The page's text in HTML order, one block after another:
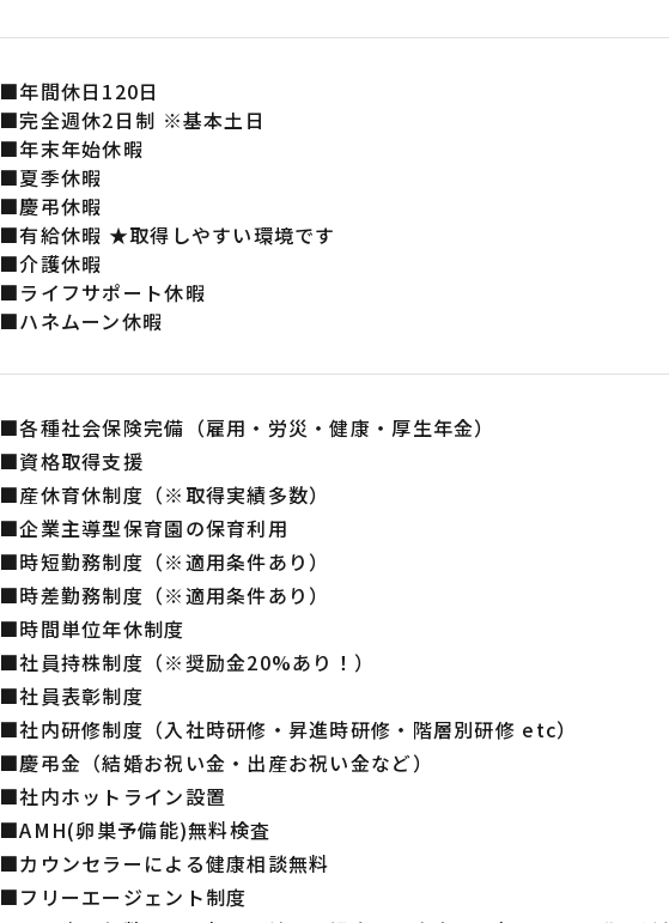
■年間休日120日
■完全週休2日制 ※基本土日
■年末年始休暇
■夏季休暇
■慶弔休暇
■有給休暇 ★取得しやすい環境です
■介護休暇
■ライフサポート休暇
■ハネムーン休暇
■各種社会保険完備（雇用・労災・健康・厚生年金）
■資格取得支援
■産休育休制度（※取得実績多数）
■企業主導型保育園の保育利用
■時短勤務制度（※適用条件あり）
■時差勤務制度（※適用条件あり）
■時間単位年休制度
■社員持株制度（※奨励金20%あり！）
■社員表彰制度
■社内研修制度（入社時研修・昇進時研修・階層別研修 etc）
■慶弔金（結婚お祝い金・出産お祝い金など）
■社内ホットライン設置
■AMH(卵巣予備能)無料検査
■カウンセラーによる健康相談無料
■フリーエージェント制度